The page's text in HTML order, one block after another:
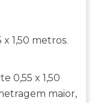
1,50 metros.
0,55 x 1,50
maior,